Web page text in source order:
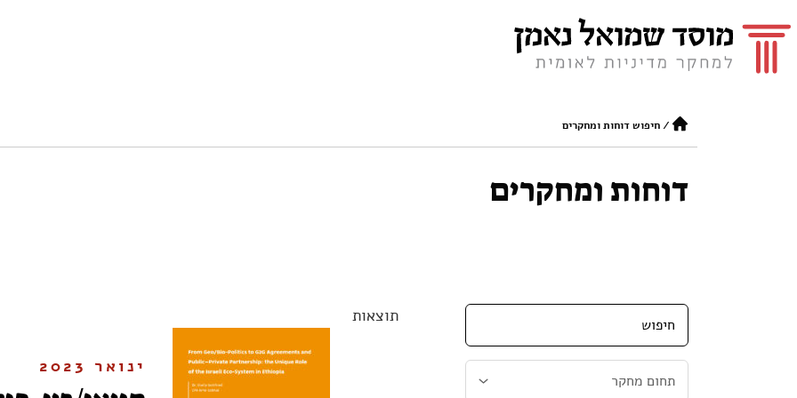
/חיפוש דוחות ומחקרים
דוחות ומחקרים
תוצאות
ינואר 2023